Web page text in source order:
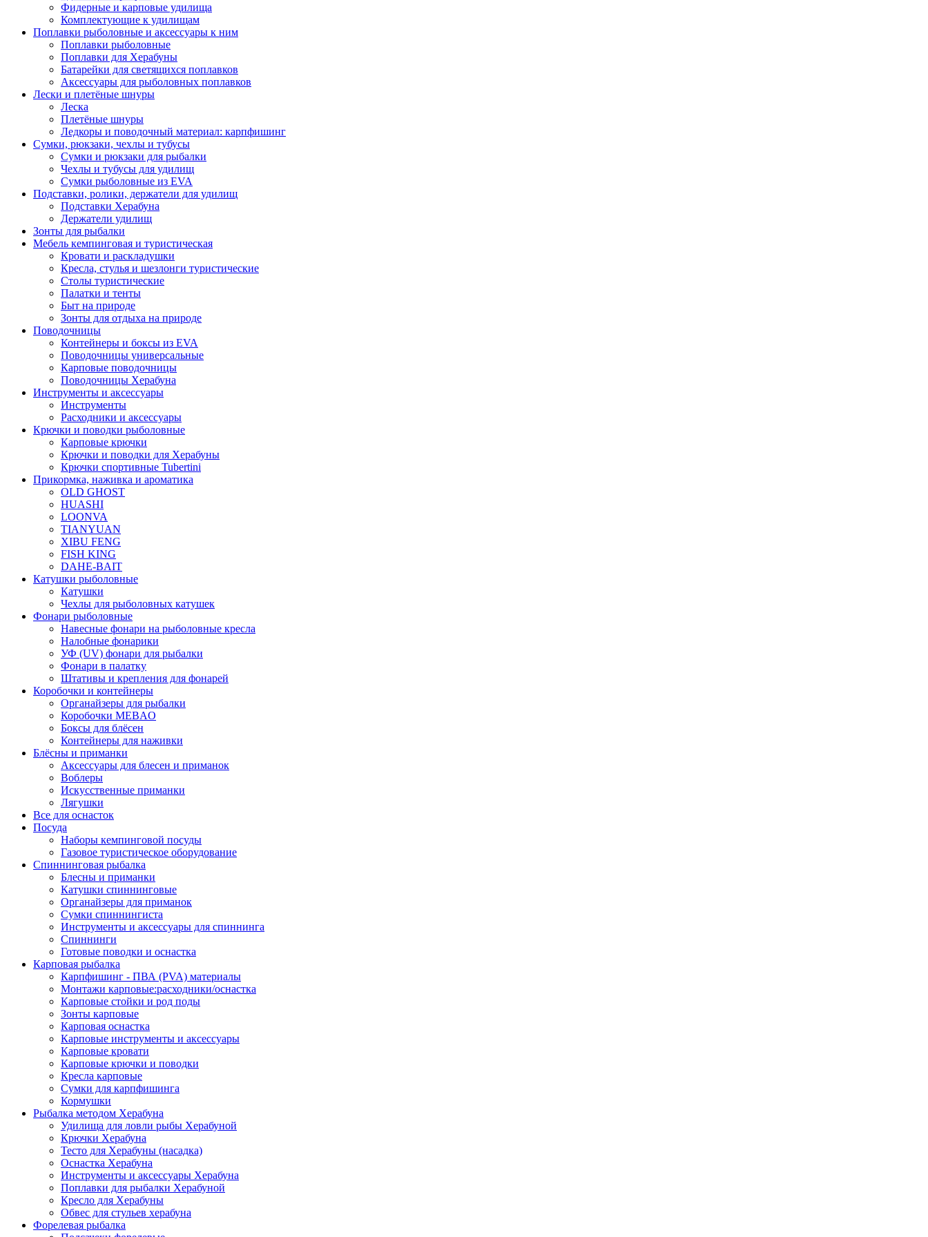
Фидерные и карповые удилища
Комплектующие к удилищам
Поплавки рыболовные и аксессуары к ним
Поплавки рыболовные
Поплавки для Херабуны
Батарейки для светящихся поплавков
Аксессуары для рыболовных поплавков
Лески и плетёные шнуры
Леска
Плетёные шнуры
Ледкоры и поводочный материал: карпфишинг
Сумки, рюкзаки, чехлы и тубусы
Сумки и рюкзаки для рыбалки
Чехлы и тубусы для удилищ
Сумки рыболовные из EVA
Подставки, ролики, держатели для удилищ
Подставки Херабуна
Держатели удилищ
Зонты для рыбалки
Мебель кемпинговая и туристическая
Кровати и раскладушки
Кресла, стулья и шезлонги туристические
Столы туристические
Палатки и тенты
Быт на природе
Зонты для отдыха на природе
Поводочницы
Контейнеры и боксы из EVA
Поводочницы универсальные
Карповые поводочницы
Поводочницы Херабуна
Инструменты и аксессуары
Инструменты
Расходники и аксессуары
Крючки и поводки рыболовные
Карповые крючки
Крючки и поводки для Херабуны
Крючки спортивные Tubertini
Прикормка, наживка и ароматика
OLD GHOST
HUASHI
LOONVA
TIANYUAN
XIBU FENG
FISH KING
DAHE-BAIT
Катушки рыболовные
Катушки
Чехлы для рыболовных катушек
Фонари рыболовные
Навесные фонари на рыболовные кресла
Налобные фонарики
УФ (UV) фонари для рыбалки
Фонари в палатку
Штативы и крепления для фонарей
Коробочки и контейнеры
Органайзеры для рыбалки
Коробочки MEBAO
Боксы для блёсен
Контейнеры для наживки
Блёсны и приманки
Аксессуары для блесен и приманок
Воблеры
Искусственные приманки
Лягушки
Все для оснасток
Посуда
Наборы кемпинговой посуды
Газовое туристическое оборудование
Спиннинговая рыбалка
Блесны и приманки
Катушки спиннинговые
Органайзеры для приманок
Сумки спиннингиста
Инструменты и аксессуары для спиннинга
Спиннинги
Готовые поводки и оснастка
Карповая рыбалка
Карпфишинг - ПВА (PVA) материалы
Монтажи карповые:расходники/оснастка
Карповые стойки и род поды
Зонты карповые
Карповая оснастка
Карповые инструменты и аксессуары
Карповые кровати
Карповые крючки и поводки
Кресла карповые
Сумки для карпфишинга
Кормушки
Рыбалка методом Херабуна
Удилища для ловли рыбы Херабуной
Крючки Херабуна
Тесто для Херабуны (насадка)
Оснастка Херабуна
Инструменты и аксессуары Херабуна
Поплавки для рыбалки Херабуной
Кресло для Херабуны
Обвес для стульев херабуна
Форелевая рыбалка